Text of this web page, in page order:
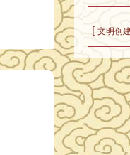
[ 文明创